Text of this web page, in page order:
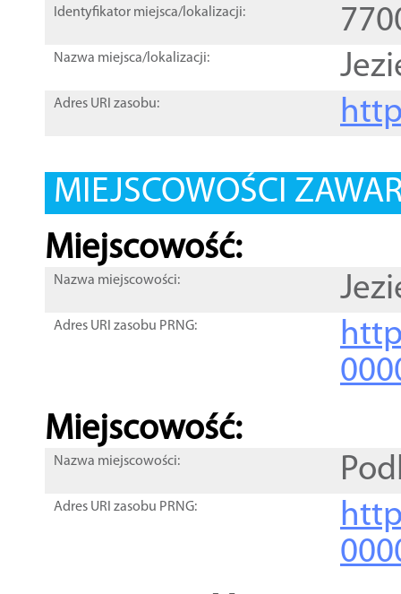
Identyfikator miejsca/lokalizacji:
Nazwa miejsca/lokalizacji:
Adres URI zasobu:
MIEJSCOWOŚCI
Miejscowość:
Nazwa miejscowości:
Adres URI zasobu PRNG:
Miejscowość:
Nazwa miejscowości:
Adres URI zasobu PRNG: